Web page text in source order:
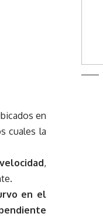
en
cuales la
,
en el